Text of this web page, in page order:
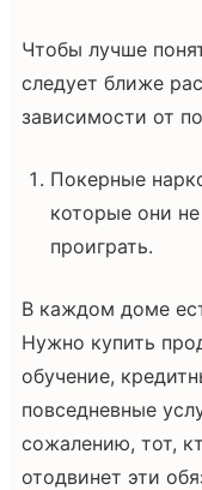
Чтобы лучше
следует ближе
зависимости от
Покерные
которые они
проиграть.
В каждом доме
Нужно купить
обучение,
повседневные
сожалению, тот,
отодвинет эти